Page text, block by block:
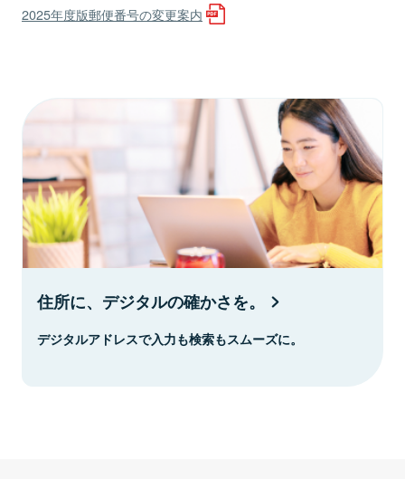
2025年度版郵便番号の変更案内
住所に、デジタルの確かさを。
デジタルアドレスで入力も検索もスムーズに。